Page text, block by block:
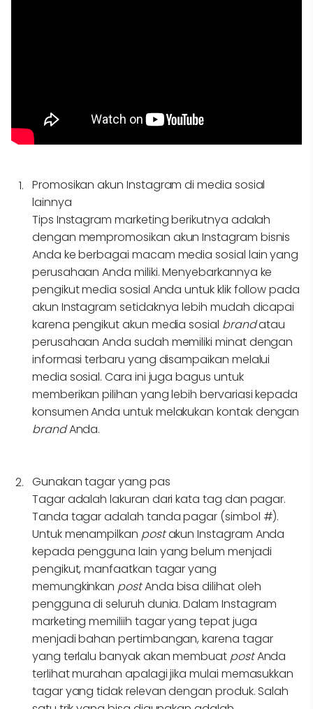
Promosikan akun Instagram di media sosial
lainnya
Tips Instagram marketing berikutnya adalah
dengan mempromosikan akun Instagram bisnis
Anda ke berbagai macam media sosial lain yang
perusahaan Anda miliki. Menyebarkannya ke
pengikut media sosial Anda untuk klik follow pada
akun Instagram setidaknya lebih mudah dicapai
karena pengikut akun media sosial brandatau
perusahaan Anda sudah memiliki minat dengan
informasi terbaru yang disampaikan melalui
media sosial. Cara ini juga bagus untuk
memberikan pilihan yang lebih bervariasi kepada
konsumen Anda untuk melakukan kontak dengan
brandAnda.
Gunakan tagar yang pas
Tagar adalah lakuran dari kata tag dan pagar.
Tanda tagar adalah tanda pagar (simbol #).
Untuk menampilkan postakun Instagram Anda
kepada pengguna lain yang belum menjadi
pengikut, manfaatkan tagar yang
memungkinkan postAnda bisa dilihat oleh
pengguna di seluruh dunia. Dalam Instagram
marketing memiliih tagar yang tepat juga
menjadi bahan pertimbangan, karena tagar
yang terlalu banyak akan membuat postAnda
terlihat murahan apalagi jika mulai memasukkan
tagar yang tidak relevan dengan produk. Salah